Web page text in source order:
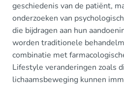
geschiedenis van de patiënt,
onderzoeken van
die bijdragen aan hun
worden traditionele
combinatie met
Lifestyle veranderingen zoals
lichaamsbeweging kunnen